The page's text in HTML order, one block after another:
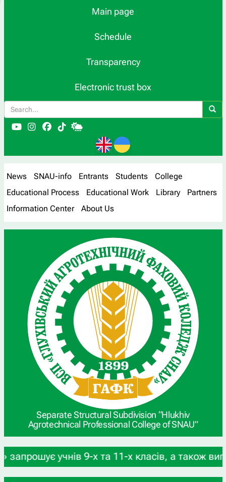
Main page
Schedule
Transparency
Electronic trust box
News SNAU-info Entrants Students
College
Educational Process
Educational Work Library
Partners
Information Center
About Us
Separate Structural Subdivision “Hlukhiv
Agrotechnical Professional College of SNAU”
а також випускників професійної